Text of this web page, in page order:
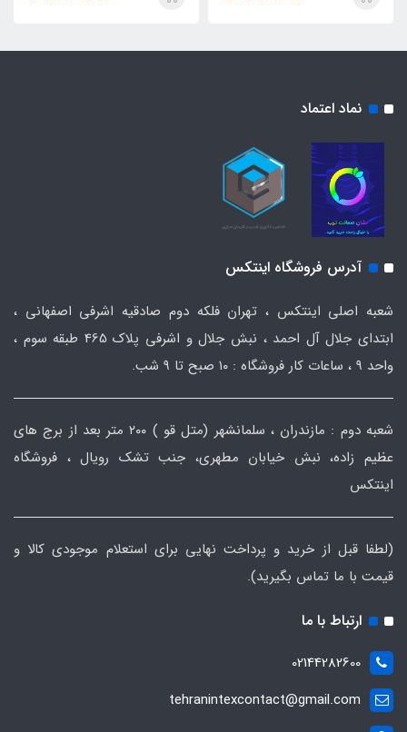
نماد اعتماد
آدرس فروشگاه اینتکس
شعبه اصلی اینتکس ، تهران فلکه دوم صادقیه اشرفی اصفهانی ،
ابتدای جلال آل احمد ، نبش جلال و اشرفی پلاک 465 طبقه سوم ،
واحد ۹ ، ساعات کار فروشگاه : ۱۰ صبح تا ۹ شب.
شعبه دوم : مازندران ، سلمانشهر (متل قو ) ۲۰۰ متر بعد از برج های
عظیم زاده، نبش خیابان مطهری، جنب تشک رویال ، فروشگاه
اینتکس
(لطفا قبل از خرید و پرداخت نهایی برای استعلام موجودی کالا و
قیمت با ما تماس بگیرید).
ارتباط با ما
02144282600
tehranintexcontact@gmail.com